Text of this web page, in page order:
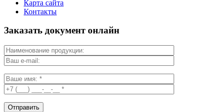
Карта сайта
Контакты
Заказать документ онлайн